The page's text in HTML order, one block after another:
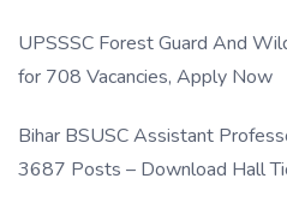
UPSSSC Forest Guard And
for 708 Vacancies, Apply Now
Bihar BSUSC Assistant
3687 Posts – Download Hall